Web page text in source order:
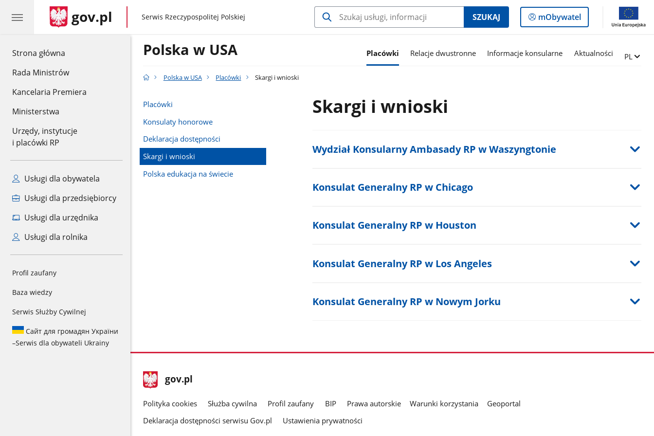
Strona główna
Rada Ministrów
Kancelaria Premiera
Ministerstwa
Urzędy, instytucje
i placówki RP
Usługi dla obywatela
Usługi dla przedsiębiorcy
Usługi dla urzędnika
Usługi dla rolnika
Profil zaufany
Baza wiedzy
Serwis Służby Cywilnej
Сайт для громадян України
–Serwis dla obywateli Ukrainy
gov.pl gov.pl
Serwis Rzeczypospolitej Polskiej SZUKAJ
Logowanie
do
mObywatel
Polska w USA Placówki Relacje dwustronne Informacje konsularne Aktualności Zmień
PL
Polska w USA Placówki Skargi i wnioski
Placówki
Konsulaty honorowe
Deklaracja dostępności
Skargi i wnioski
Polska edukacja na świecie
Skargi i wnioski
Wydział Konsularny Ambasady RP w Waszyngtonie
Konsulat Generalny RP w Chicago
Konsulat Generalny RP w Houston
Konsulat Generalny RP w Los Angeles
Konsulat Generalny RP w Nowym Jorku
stopka
gov.pl Strona
gov.pl
gov.pl
Polityka cookies Służba cywilna Profil zaufany BIP Prawa autorskie Warunki korzystania
Geoportal
Deklaracja dostępności serwisu Gov.pl
Ustawienia prywatności